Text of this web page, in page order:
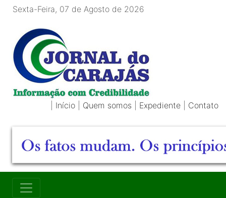
Sexta-Feira, 07 de Agosto de 2026
Início Quem somos Expediente Contato